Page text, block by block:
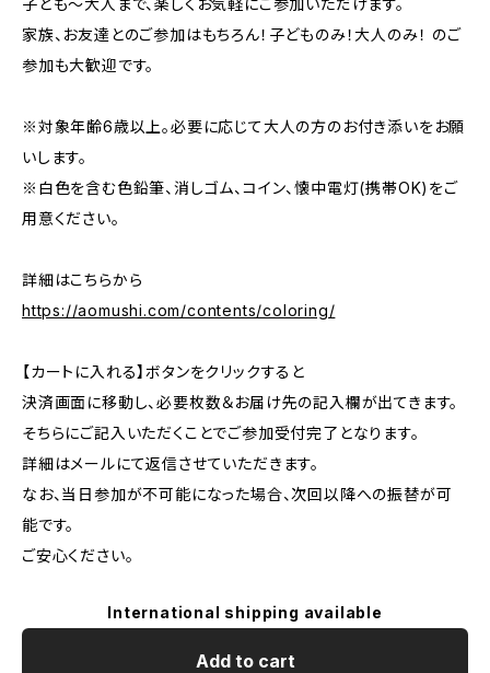
子ども〜大人まで、楽しくお気軽にご参加いただけます。
家族、お友達とのご参加はもちろん！子どものみ！大人のみ！ のご
参加も大歓迎です。
※対象年齢6歳以上。必要に応じて大人の方のお付き添いをお願
いします。
※白色を含む色鉛筆、消しゴム、コイン、懐中電灯(携帯OK)をご
用意ください。
詳細はこちらから
https://aomushi.com/contents/coloring/
【カートに入れる】ボタンをクリックすると
決済画面に移動し、必要枚数＆お届け先の記入欄が出てきます。
そちらにご記入いただくことでご参加受付完了となります。
詳細はメールにて返信させていただきます。
なお、当日参加が不可能になった場合、次回以降への振替が可
能です。
ご安心ください。
International shipping available
Add to cart